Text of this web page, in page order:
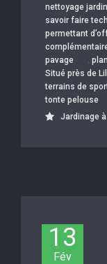
nettoyage jardin
savoir faire
permettant
pavage ,
Situé près de
terrains de
tonte pelouse
Jardinage
13
Fév